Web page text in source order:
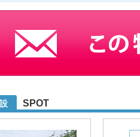
SPOT